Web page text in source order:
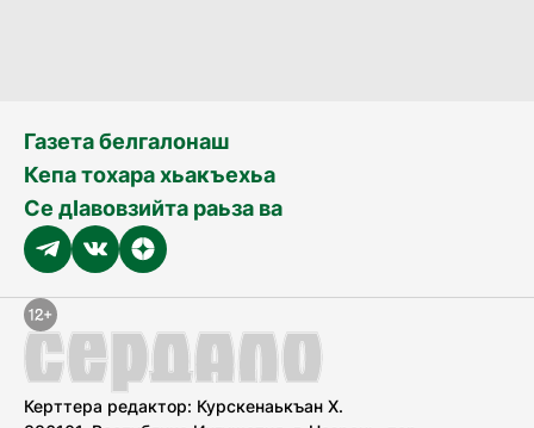
Газета белгалонаш
Кепа тохара хьакъехьа
Се дӀавовзийта раьза ва
Керттера редактор: Курскенаькъан Х.